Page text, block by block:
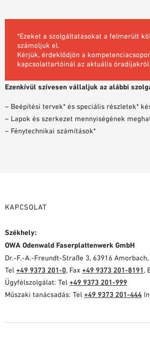
*Ezeket a szolgáltatásokat a felmerült
számoljuk el.
Kérjük, érdeklődjön a
kapcsolattartóinál az aktuális óradíjakról.
Ezenkívül szívesen vállaljuk az alábbi
– Beépítési tervek* és speciális részletek*
– Lapok és szerkezet mennyiségének
– Fénytechnikai számítások*
KAPCSOLAT
Székhely:
OWA Odenwald Faserplattenwerk GmbH
Dr.-F.-A.-Freundt-Straße 3, 63916
Tel +49 9373 201-0, Fax +49 9373 201-8191,
Ügyfélszolgálat: Tel +49 9373 201-999
Műszaki tanácsadás: Tel +49 9373 201-444